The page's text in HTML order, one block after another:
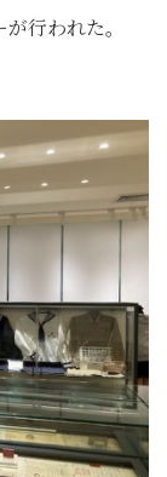
行われた。